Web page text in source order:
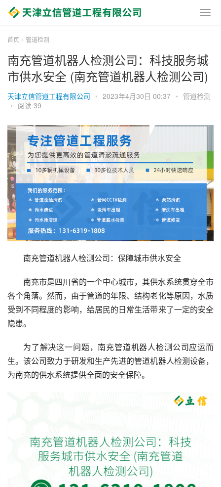
首页 管道检测
南充管道机器人检测公司：科技服务城
市供水安全 (南充管道机器人检测公司)
天津立信管道工程有限公司 • 2023年4月30日 00:37 • 管道检测
• 阅读 39
南充管道机器人检测公司：保障城市供水安全
南充市是四川省的一个中心城市，其供水系统贯穿全市
各个角落。然而，由于管道的年限、结构老化等原因，水质
受到不同程度的影响，给居民的日常生活带来了一定的安全
隐患。
为了解决这一问题，南充管道机器人检测公司应运而
生。该公司致力于研发和生产先进的管道机器人检测设备，
为南充的供水系统提供全面的安全保障。